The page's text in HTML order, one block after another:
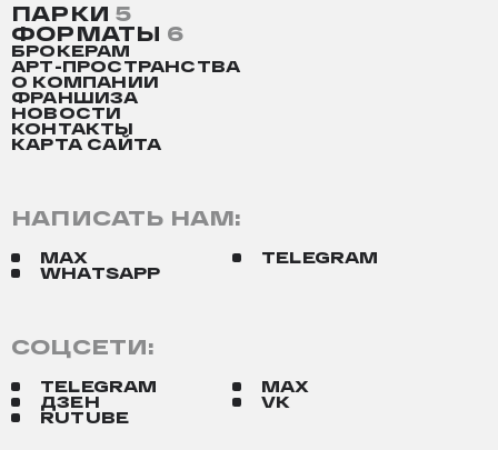
ПАРКИ 5
ФОРМАТЫ 6
БРОКЕРАМ
АРТ-ПРОСТРАНСТВА
О КОМПАНИИ
ФРАНШИЗА
НОВОСТИ
КОНТАКТЫ
КАРТА САЙТА
СОЦСЕТИ:
TELEGRAM
MAX
ДЗЕН
VK
RUTUBE
НАПИСАТЬ НАМ:
MAX
TELEGRAM
WHATSAPP